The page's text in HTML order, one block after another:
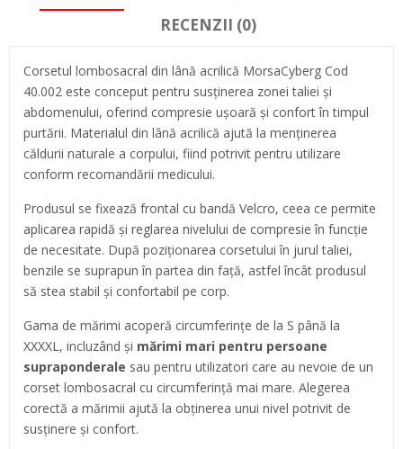
RECENZII (0)
Corsetul lombosacral din lână acrilică MorsaCyberg Cod
40.002 este conceput pentru susținerea zonei taliei și
abdomenului, oferind compresie ușoară și confort în timpul
purtării. Materialul din lână acrilică ajută la menținerea
căldurii naturale a corpului, fiind potrivit pentru utilizare
conform recomandării medicului.
Produsul se fixează frontal cu bandă Velcro, ceea ce permite
aplicarea rapidă și reglarea nivelului de compresie în funcție
de necesitate. După poziționarea corsetului în jurul taliei,
benzile se suprapun în partea din față, astfel încât produsul
să stea stabil și confortabil pe corp.
Gama de mărimi acoperă circumferințe de la S până la
XXXXL, incluzând și mărimi mari pentru persoane
supraponderale sau pentru utilizatori care au nevoie de un
corset lombosacral cu circumferință mai mare. Alegerea
corectă a mărimii ajută la obținerea unui nivel potrivit de
susținere și confort.